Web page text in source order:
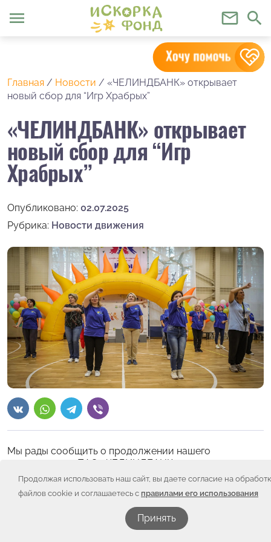
Продолжая использовать наш сайт, вы даете согласие на
файлов cookie и соглашаетесь с правилами его использования
Принять
menu mail_outline search
Главная / Новости / «ЧЕЛИНДБАНК» открывает
новый сбор для “Игр Храбрых”
«ЧЕЛИНДБАНК» открывает
новый сбор для “Игр
Храбрых”
Опубликовано: 02.07.2025
Рубрика: Новости движения
Мы рады сообщить о продолжении нашего
партнерства с ПАО «ЧЕЛИНДБАНК».
«ЧЕЛИНДБАНК» уже открыл новый сбор в размере
100 000 рублей, средства из которого будут
направлены на долгожданные «Игры Храбрых» –
реабилитационное семейное спортивное